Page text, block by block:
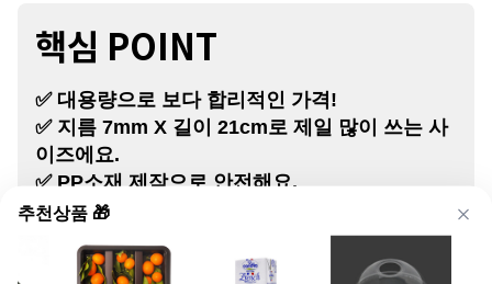
추천상품 🎁
핵심 POINT
✅ 대용량으로 보다 합리적인 가격!
✅ 지름 7mm X 길이 21cm로 제일 많이 쓰는 사
이즈에요.
✅ PP소재 제작으로 안전해요.